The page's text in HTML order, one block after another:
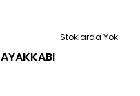
Stoklarda Yok
DOCKERS 225044 DERI DIKISLI AYAKKABI